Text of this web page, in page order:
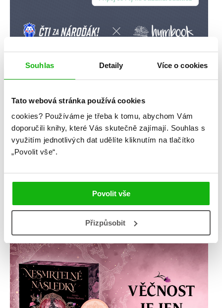
Souhlas Detaily Více o cookies
Tato webová stránka používá cookies
cookies? Používáme je třeba k tomu, abychom Vám
doporučili knihy, které Vás skutečně zajímají. Souhlas s
využitím jednotlivých dat udělíte kliknutím na tlačítko
„Povolit vše“.
Povolit vše
Přizpůsobit